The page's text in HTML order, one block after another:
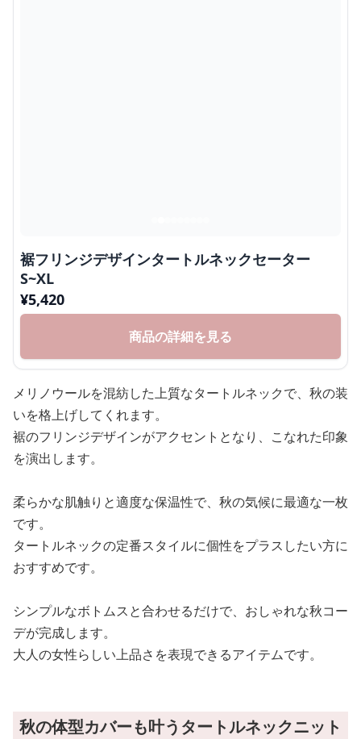
裾フリンジデザインタートルネックセーター
S~XL
¥5,420
商品の詳細を見る
メリノウールを混紡した上質なタートルネックで、秋の装
いを格上げしてくれます。
裾のフリンジデザインがアクセントとなり、こなれた印象
を演出します。
柔らかな肌触りと適度な保温性で、秋の気候に最適な一枚
です。
タートルネックの定番スタイルに個性をプラスしたい方に
おすすめです。
シンプルなボトムスと合わせるだけで、おしゃれな秋コー
デが完成します。
大人の女性らしい上品さを表現できるアイテムです。
秋の体型カバーも叶うタートルネックニット